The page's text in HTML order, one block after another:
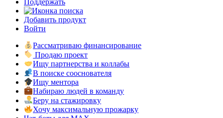
Поддержать
Добавить продукт
Войти
Рассматриваю финансирование
Продаю проект
Ищу партнерства и коллабы
В поиске сооснователя
Ищу ментора
Набираю людей в команду
Беру на стажировку
Хочу максимальную прожарку